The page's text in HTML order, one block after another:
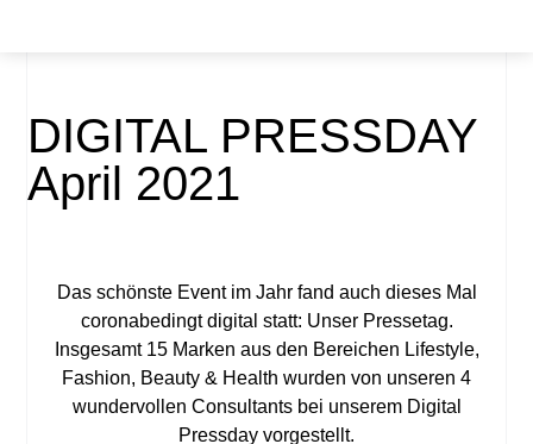
DIGITAL PRESSDAY
April 2021
Das schönste Event im Jahr fand auch dieses Mal
coronabedingt digital statt: Unser Pressetag.
Insgesamt 15 Marken aus den Bereichen Lifestyle,
Fashion, Beauty & Health wurden von unseren 4
wundervollen Consultants bei unserem Digital
Pressday vorgestellt.